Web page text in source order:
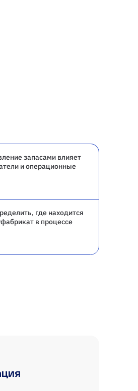
запасами влияет
и операционные
где находится
в процессе